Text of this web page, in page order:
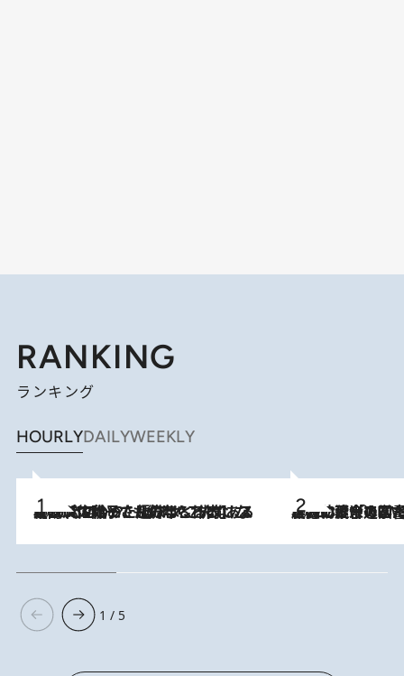
RANKING
ランキング
HOURLYDAILYWEEKLY
2026.8.5
【阿川佐和子さんの年とる力】なぜ70代で始めた趣味は“こんなに楽しい”のか？ ピアノ、俳句…スランプに陥っても続けられる“ある秘訣”とは 2026.8.3
慶應幼稚舎の図書室からテレビの世界に飛び込んだ阿川佐和子（72）
1 / 5